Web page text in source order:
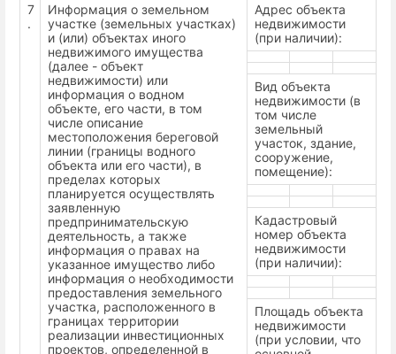
7
.
Информация о земельном
участке (земельных участках)
и (или) объектах иного
недвижимого имущества
(далее - объект
недвижимости) или
информация о водном
объекте, его части, в том
числе описание
местоположения береговой
линии (границы водного
объекта или его части), в
пределах которых
планируется осуществлять
заявленную
предпринимательскую
деятельность, а также
информация о правах на
указанное имущество либо
информация о необходимости
предоставления земельного
участка, расположенного в
границах территории
реализации инвестиционных
проектов, определенной в
Адрес объекта
недвижимости
(при наличии):
Вид объекта
недвижимости (в
том числе
земельный
участок, здание,
сооружение,
помещение):
Кадастровый
номер объекта
недвижимости
(при наличии):
Площадь объекта
недвижимости
(при условии, что